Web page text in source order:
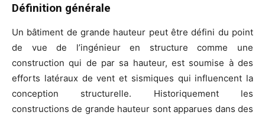
Définition générale
Un bâtiment de grande hauteur peut être défini du point
de vue de l’ingénieur en structure comme une
construction qui de par sa hauteur, est soumise à des
efforts latéraux de vent et sismiques qui influencent la
conception structurelle. Historiquement les
constructions de grande hauteur sont apparues dans des